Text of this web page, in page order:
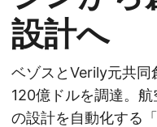
設計へ
ベゾスとVerily元共
120億ドルを調達。
の設計を自動化する